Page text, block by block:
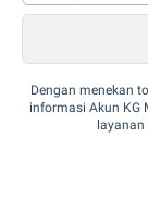
Dengan menekan
informasi Akun KG
layanan